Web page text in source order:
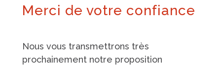
Merci de votre confiance
Nous vous transmettrons très
prochainement notre proposition